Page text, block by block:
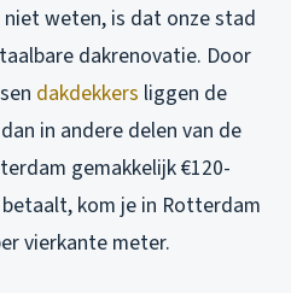
weten, is dat onze stad
dakrenovatie. Door
dakdekkers liggen de
in andere delen van de
gemakkelijk €120-
kom je in Rotterdam
vierkante meter.